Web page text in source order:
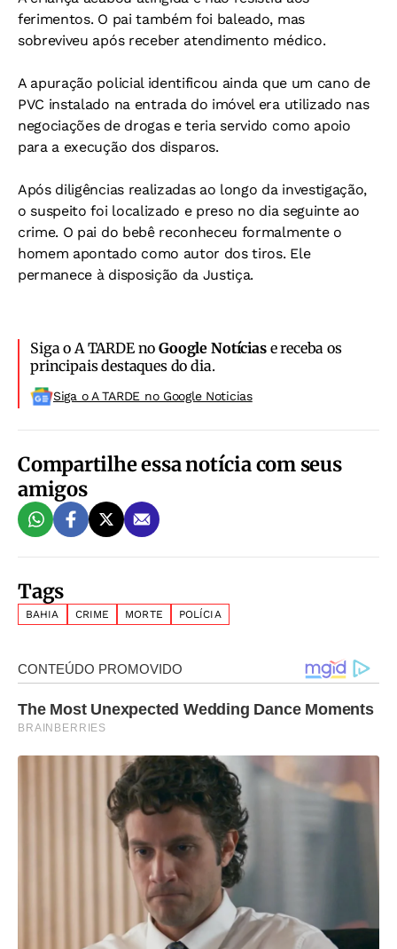
ferimentos. O pai também foi baleado, mas
sobreviveu após receber atendimento médico.
A apuração policial identificou ainda que um cano de
PVC instalado na entrada do imóvel era utilizado nas
negociações de drogas e teria servido como apoio
para a execução dos disparos.
Após diligências realizadas ao longo da investigação,
o suspeito foi localizado e preso no dia seguinte ao
crime. O pai do bebê reconheceu formalmente o
homem apontado como autor dos tiros. Ele
permanece à disposição da Justiça.
Siga o A TARDE noGoogle Notíciase receba os
principais destaques do dia.
Siga o A TARDE no Google Noticias
Compartilhe essa notícia com seus
amigos
Tags
BAHIA CRIME MORTE POLÍCIA